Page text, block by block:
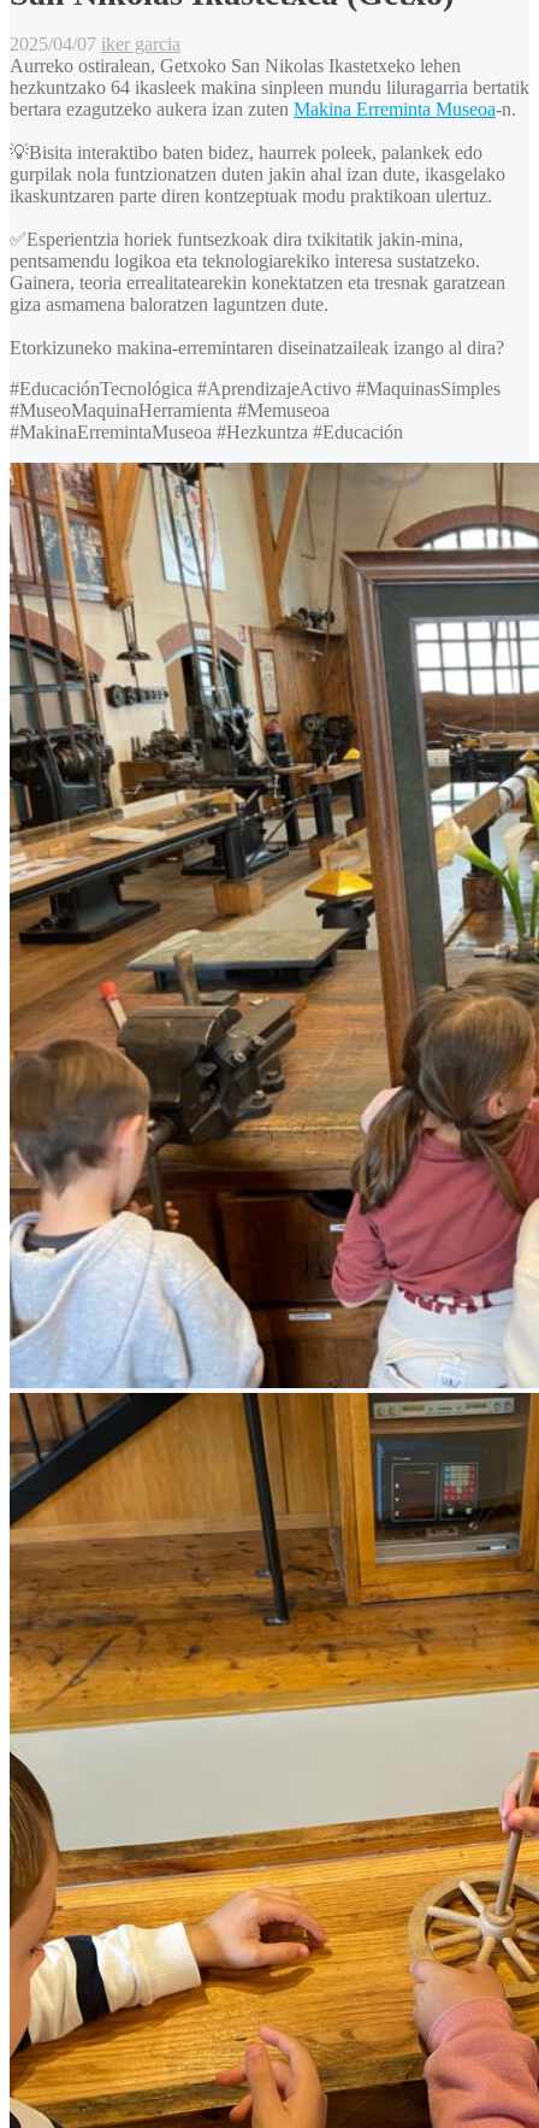
2025/04/07 iker garcia
Aurreko ostiralean, Getxoko San Nikolas Ikastetxeko lehen
hezkuntzako 64 ikasleek makina sinpleen mundu liluragarria bertatik
bertara ezagutzeko aukera izan zuten Makina Erreminta Museoa-n.
💡Bisita interaktibo baten bidez, haurrek poleek, palankek edo
gurpilak nola funtzionatzen duten jakin ahal izan dute, ikasgelako
ikaskuntzaren parte diren kontzeptuak modu praktikoan ulertuz.
✅Esperientzia horiek funtsezkoak dira txikitatik jakin-mina,
pentsamendu logikoa eta teknologiarekiko interesa sustatzeko.
Gainera, teoria errealitatearekin konektatzen eta tresnak garatzean
giza asmamena baloratzen laguntzen dute.
Etorkizuneko makina-erremintaren diseinatzaileak izango al dira?
#EducaciónTecnológica #AprendizajeActivo #MaquinasSimples
#MuseoMaquinaHerramienta #Memuseoa
#MakinaErremintaMuseoa #Hezkuntza #Educación